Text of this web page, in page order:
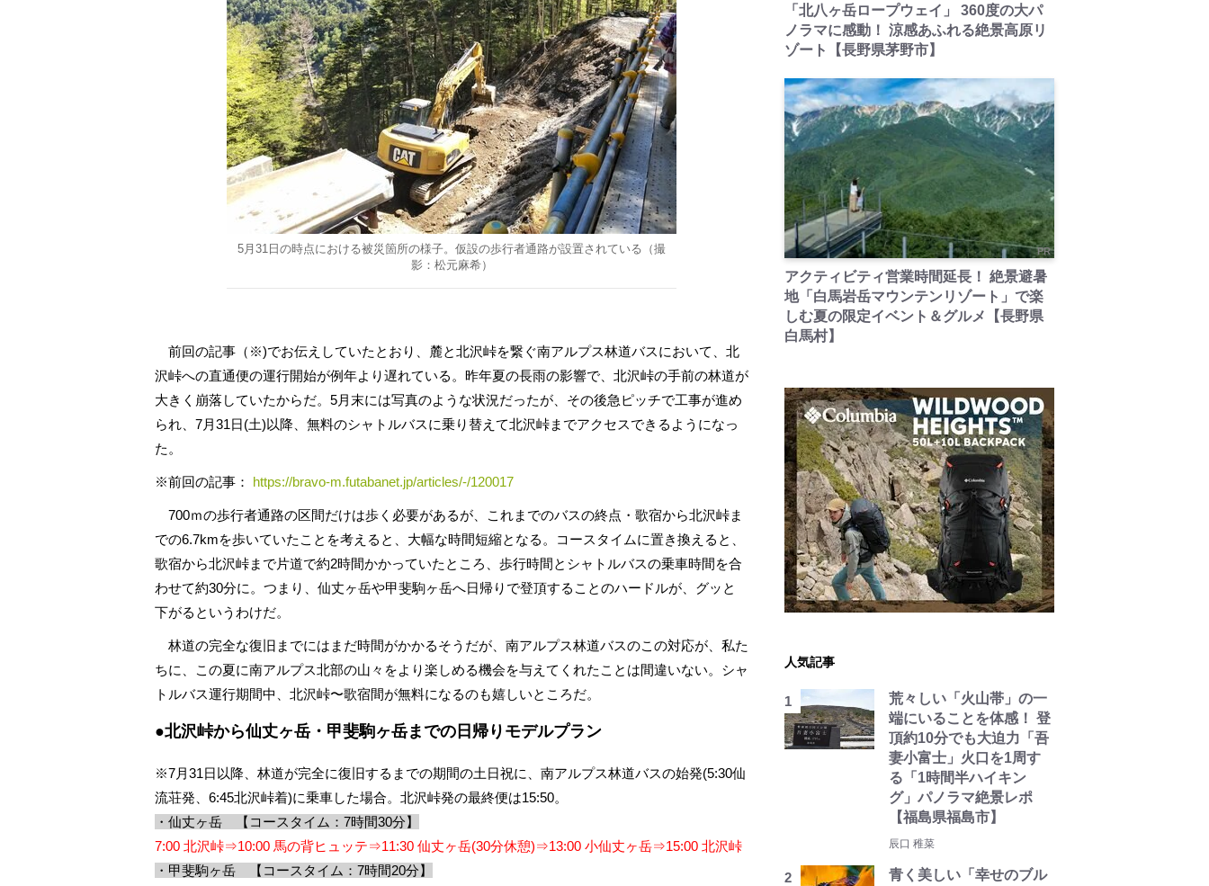
5月31日の時点における被災箇所の様子。仮設の歩行者通路が設置されている（撮
影：松元麻希）
前回の記事（※)でお伝えしていたとおり、麓と北沢峠を繋ぐ南アルプス林道バスにおいて、北
沢峠への直通便の運行開始が例年より遅れている。昨年夏の長雨の影響で、北沢峠の手前の林道が
大きく崩落していたからだ。5月末には写真のような状況だったが、その後急ピッチで工事が進め
られ、7月31日(土)以降、無料のシャトルバスに乗り替えて北沢峠までアクセスできるようになっ
た。
※前回の記事： https://bravo-m.futabanet.jp/articles/-/120017
700ｍの歩行者通路の区間だけは歩く必要があるが、これまでのバスの終点・歌宿から北沢峠ま
での6.7kmを歩いていたことを考えると、大幅な時間短縮となる。コースタイムに置き換えると、
歌宿から北沢峠まで片道で約2時間かかっていたところ、歩行時間とシャトルバスの乗車時間を合
わせて約30分に。つまり、仙丈ヶ岳や甲斐駒ヶ岳へ日帰りで登頂することのハードルが、グッと
下がるというわけだ。
林道の完全な復旧までにはまだ時間がかかるそうだが、南アルプス林道バスのこの対応が、私た
ちに、この夏に南アルプス北部の山々をより楽しめる機会を与えてくれたことは間違いない。シャ
トルバス運行期間中、北沢峠〜歌宿間が無料になるのも嬉しいところだ。
●北沢峠から仙丈ヶ岳・甲斐駒ヶ岳までの日帰りモデルプラン
※7月31日以降、林道が完全に復旧するまでの期間の土日祝に、南アルプス林道バスの始発(5:30仙
流荘発、6:45北沢峠着)に乗車した場合。北沢峠発の最終便は15:50。
・仙丈ヶ岳 【コースタイム：7時間30分】
7:00 北沢峠⇒10:00 馬の背ヒュッテ⇒11:30 仙丈ヶ岳(30分休憩)⇒13:00 小仙丈ヶ岳⇒15:00 北沢峠
・甲斐駒ヶ岳 【コースタイム：7時間20分】
「北八ヶ岳ロープウェイ」 360度の大パ
ノラマに感動！ 涼感あふれる絶景高原リ
ゾート【長野県茅野市】
PR
アクティビティ営業時間延長！ 絶景避暑
地「白馬岩岳マウンテンリゾート」で楽
しむ夏の限定イベント＆グルメ【長野県
白馬村】
人気記事
荒々しい「火山帯」の一
端にいることを体感！ 登
頂約10分でも大迫力「吾
妻小富士」火口を1周す
る「1時間半ハイキン
グ」パノラマ絶景レポ
【福島県福島市】
辰口 稚菜
青く美しい「幸せのブル